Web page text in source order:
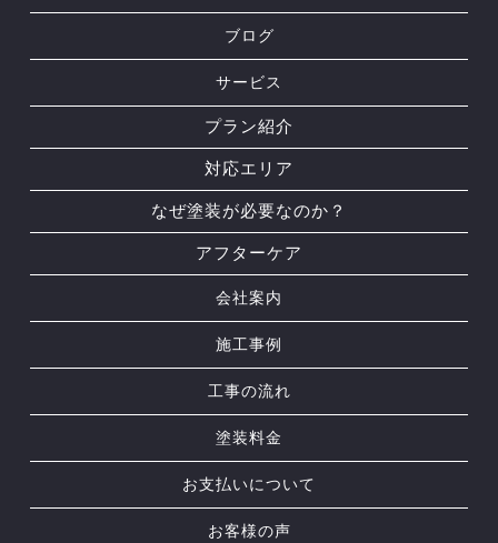
ブログ
サービス
プラン紹介
対応エリア
なぜ塗装が必要なのか？
アフターケア
会社案内
施工事例
工事の流れ
塗装料金
お支払いについて
お客様の声